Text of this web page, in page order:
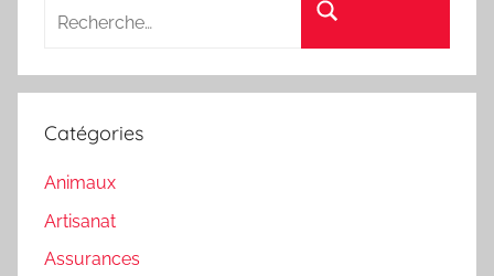
Catégories
Animaux
Artisanat
Assurances